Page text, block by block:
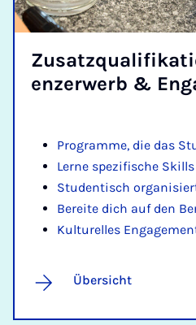
en­zer­werb &
Programme, die das
Lerne spezifische Skills
Studentisch
Bereite dich auf den
Kulturelles
Übersicht